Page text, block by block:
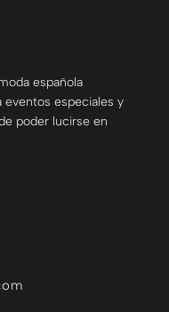
española
eventos especiales y
poder lucirse en